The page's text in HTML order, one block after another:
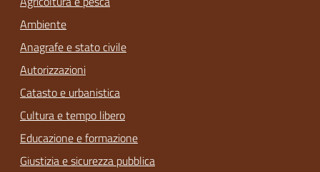
Ambiente
Anagrafe e stato civile
Autorizzazioni
Catasto e urbanistica
Cultura e tempo libero
Educazione e formazione
Giustizia e sicurezza pubblica